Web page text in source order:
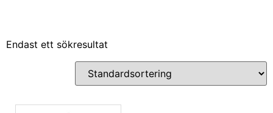
Endast ett sökresultat